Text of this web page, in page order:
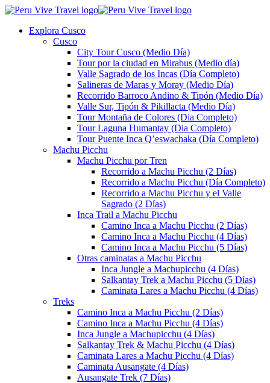
Explora Cusco
Cusco
City Tour Cusco (Medio Día)
Tour por la ciudad en Mirabus (Medio día)
Valle Sagrado de los Incas (Día Completo)
Salineras de Maras y Moray (Medio Día)
Recorrido Barroco Andino & Tipón (Medio Día)
Valle Sur, Tipón & Pikillacta (Medio Día)
Tour Montaña de Colores (Dia Completo)
Tour Laguna Humantay (Dia Completo)
Tour Puente Inca Q’eswachaka (Día Completo)
Machu Picchu
Machu Picchu por Tren
Recorrido a Machu Picchu (2 Días)
Recorrido a Machu Picchu (Día Completo)
Recorrido a Machu Picchu y el Valle
Sagrado (2 Días)
Inca Trail a Machu Picchu
Camino Inca a Machu Picchu (2 Días)
Camino Inca a Machu Picchu (4 Días)
Camino Inca a Machu Picchu (5 Días)
Otras caminatas a Machu Picchu
Inca Jungle a Machupicchu (4 Días)
Salkantay Trek a Machu Picchu (5 Días)
Caminata Lares a Machu Picchu (4 Días)
Treks
Camino Inca a Machu Picchu (2 Días)
Camino Inca a Machu Picchu (4 Días)
Inca Jungle a Machupicchu (4 Días)
Salkantay Trek & Machu Picchu (4 Días)
Caminata Lares a Machu Picchu (4 Días)
Caminata Ausangate (4 Días)
Ausangate Trek (7 Días)